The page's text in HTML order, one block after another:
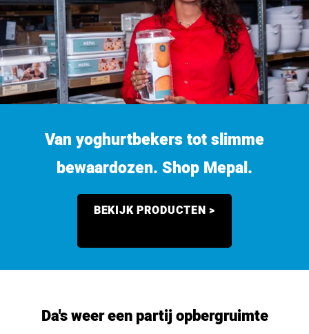
Van yoghurtbekers tot slimme
bewaardozen. Shop Mepal.
BEKIJK PRODUCTEN >
Da's weer een partij opbergruimte